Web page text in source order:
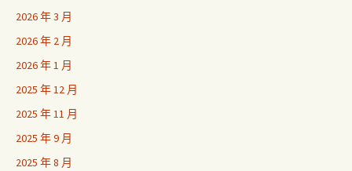
2026 年 3 月
2026 年 2 月
2026 年 1 月
2025 年 12 月
2025 年 11 月
2025 年 9 月
2025 年 8 月